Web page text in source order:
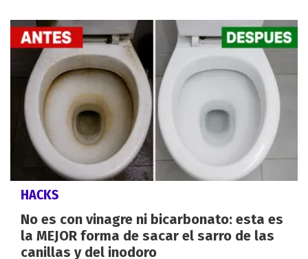
HACKS
No es con vinagre ni bicarbonato: esta es
la MEJOR forma de sacar el sarro de las
canillas y del inodoro